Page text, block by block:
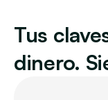
Tus
dinero.